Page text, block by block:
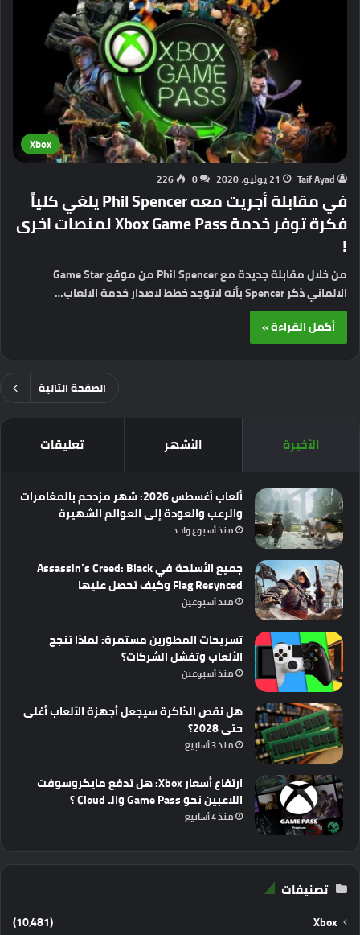
Xbox
Taif Ayad 21 يوليو، 2020 0
226
في مقابلة أجريت معه Phil Spencer يلغي كلياً
فكرة توفر خدمة Xbox Game Pass لمنصات اخرى
!
من خلال مقابلة جديدة مع Phil Spencer من موقع Game Star
الالماني ذكر Spencer بأنه لاتوجد خطط لاصدار خدمة الالعاب…
أكمل القراءة »
الصفحة التالية
الأخيرة الأشهر تعليقات
ألعاب أغسطس 2026: شهر مزدحم بالمغامرات
والرعب والعودة إلى العوالم الشهيرة
منذ أسبوع واحد
جميع الأسلحة في Assassin’s Creed: Black
Flag Resynced وكيف تحصل عليها
منذ أسبوعين
تسريحات المطورين مستمرة: لماذا تنجح
الألعاب وتفشل الشركات؟
منذ أسبوعين
هل نقص الذاكرة سيجعل أجهزة الألعاب أغلى
حتى 2028؟
منذ 3 أسابيع
ارتفاع أسعار Xbox: هل تدفع مايكروسوفت
اللاعبين نحو Game Pass والـ Cloud ؟
منذ 4 أسابيع
تصنيفات
Xbox
(10٬481)